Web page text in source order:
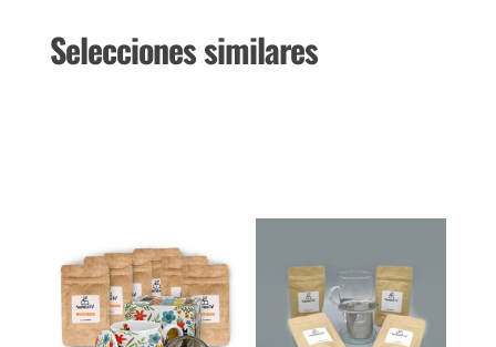
Selecciones similares